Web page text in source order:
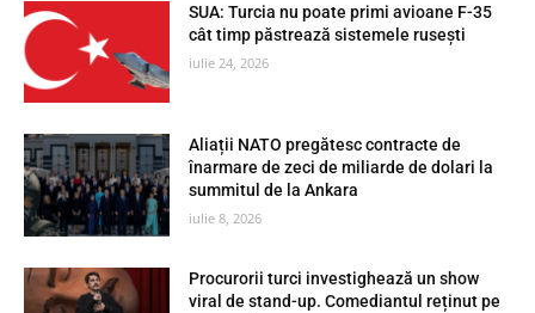
SUA: Turcia nu poate primi avioane F-35
cât timp păstrează sistemele rusești
iulie 24, 2026
Aliații NATO pregătesc contracte de
înarmare de zeci de miliarde de dolari la
summitul de la Ankara
iulie 8, 2026
Procurorii turci investighează un show
viral de stand-up. Comediantul reținut pe